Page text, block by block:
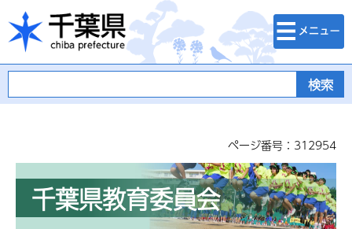
千葉県
検索・メニュ
ー
ページ番号：312954
千葉県教育委員会